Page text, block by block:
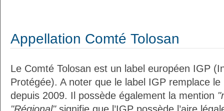
Appellation Comté Tolosan
Le Comté Tolosan est un label européen IGP
Protégée). A noter que le label IGP remplace
depuis 2009. Il possède également la mention